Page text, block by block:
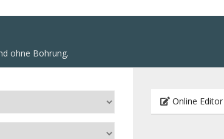
ohne Bohrung.
Online Editor